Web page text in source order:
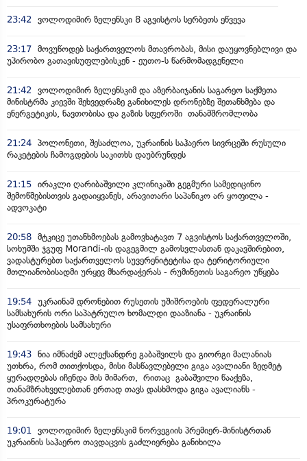
23:42 ვოლოდიმირ ზელენსკი 8 აგვისტოს სერბეთს ეწვევა
23:17 მოვუწოდებ საქართველოს მთავრობას, მისი დაუყოვნებლივი და
უპირობო გათავისუფლებისკენ - ეუთო-ს წარმომადგენელი
21:42
ვოლოდიმირ ზელენსკიმ და აზერბაიჯანის საგარეო საქმეთა
მინისტრმა კიევში შეხვედრაზე განიხილეს დრონებზე შეთანხმება და
ენერგეტიკის, ნავთობისა და გაზის სფეროში თანამშრომლობა
21:24 პოლონეთი, შესაძლოა, უკრაინის საჰაერო სივრცეში რუსული
რაკეტების ჩამოგდების საკითხს დაუბრუნდეს
21:15 ირაკლი ღარიბაშვილი კლინიკაში გეგმური სამედიცინო
შემოწმებისთვის გადაიყვანეს, არავითარი საპანიკო არ ყოფილა -
ადვოკატი
20:58 მტკიცე უთანხმოებას გამოვხატავთ 7 აგვისტოს საქართველოში,
სოხუმში ჯგუფ Morandi-ის დაგეგმილ გამოსვლასთან დაკავშირებით,
ვადასტურებთ საქართველოს სუვერენიტეტისა და ტერიტორიული
მთლიანობისადმი ურყევ მხარდაჭერას - რუმინეთის საგარეო უწყება
19:54 უკრაინამ დრონებით რუსეთის უშიშროების ფედერალური
სამსახურის ორი საპატრულო ხომალდი დააზიანა - უკრაინის
უსაფრთხოების სამსახური
19:43 ნია იმნაძემ ალექსანდრე გაბაშვილს და გიორგი მალანიას
უთხრა, რომ თითქოსდა, მისი მასწავლებელი გიგა ავალიანი ზედმეტ
ყურადღებას იჩენდა მის მიმართ, რითაც გაბაშვილი წააქეზა,
თანამზრახველებთან ერთად თავს დასხმოდა გიგა ავალიანს -
პროკურატურა
19:01
ვოლოდიმირ ზელენსკიმ ნორვეგიის პრემიერ-მინისტრთან
უკრაინის საჰაერო თავდაცვის გაძლიერება განიხილა